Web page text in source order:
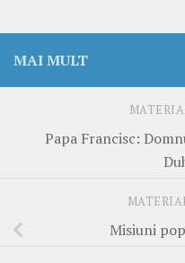
MAI MULT
Papa Francisc:
Misiuni